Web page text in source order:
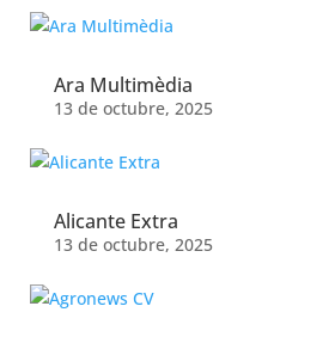
Ara Multimèdia
13 de octubre, 2025
Alicante Extra
13 de octubre, 2025